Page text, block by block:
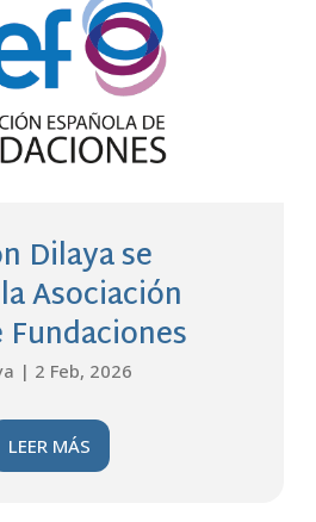
Dilaya se
Asociación
Fundaciones
| 2 Feb, 2026
LEER MÁS